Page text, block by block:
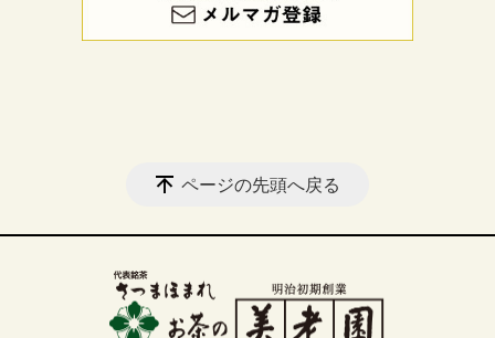
ページの先頭へ戻る